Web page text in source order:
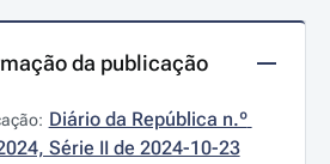
da publicação
Diário da República n.º
Série II de 2024-10-23